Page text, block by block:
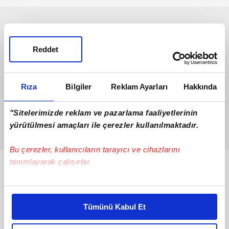
Rıza Bilgiler Reklam Ayarları Hakkında
"Sitelerimizde reklam ve pazarlama faaliyetlerinin
yürütülmesi amaçları ile çerezler kullanılmaktadır.
Bu çerezler, kullanıcıların tarayıcı ve cihazlarını
tanımlayarak çalışırlar.
Bu çerezlere izin vermeniz halinde sizlere özel
daha iyi reklam deneyimi yaşatabiliriz. Bunu yaparken
amacımızın size daha iyi bir reklam deneyimi sunmak
Tümünü Kabul Et
Reddet